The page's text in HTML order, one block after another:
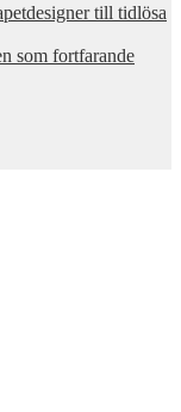
till tidlösa
som fortfarande